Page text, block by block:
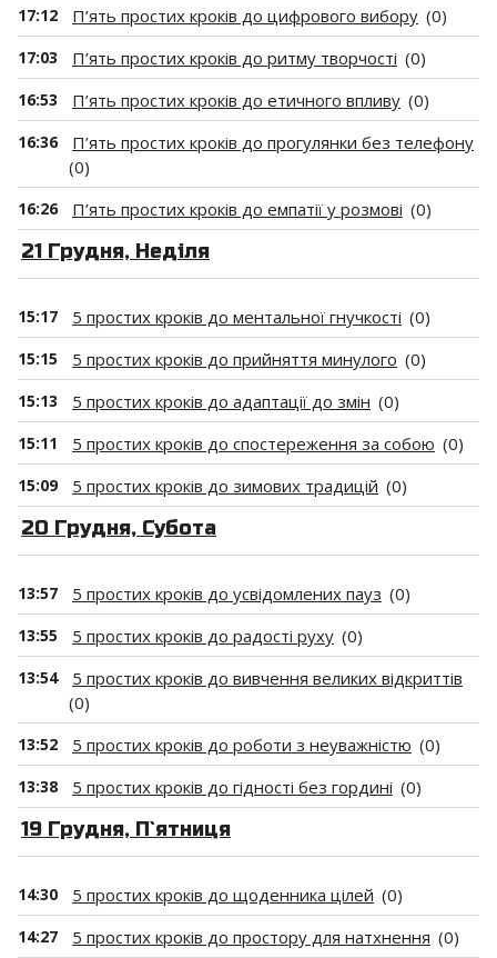
17:12 П’ять простих кроків до цифрового вибору (0)
17:03 П’ять простих кроків до ритму творчості (0)
16:53 П’ять простих кроків до етичного впливу (0)
16:36
П’ять простих кроків до прогулянки без телефону
(0)
16:26 П’ять простих кроків до емпатії у розмові (0)
21 Грудня, Неділя
15:17 5 простих кроків до ментальної гнучкості (0)
15:15 5 простих кроків до прийняття минулого (0)
15:13 5 простих кроків до адаптації до змін (0)
15:11 5 простих кроків до спостереження за собою (0)
15:09 5 простих кроків до зимових традицій (0)
20 Грудня, Субота
13:57 5 простих кроків до усвідомлених пауз (0)
13:55 5 простих кроків до радості руху (0)
13:54
5 простих кроків до вивчення великих відкриттів
(0)
13:52 5 простих кроків до роботи з неуважністю (0)
13:38 5 простих кроків до гідності без гордині (0)
19 Грудня, П`ятниця
14:30 5 простих кроків до щоденника цілей (0)
14:27 5 простих кроків до простору для натхнення (0)